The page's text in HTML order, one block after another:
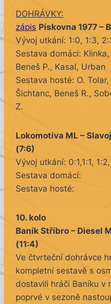
DOHRÁVKY:
zápis Pískovna 1977 –
Vývoj utkání: 1:0, 1:3,
Sestava domácí:
Beneš P., Kasal, Urban
Sestava hosté: O.
Šichtanc, Beneš R.,
Z.
Lokomotiva ML –
(7:6)
Vývoj utkání: 0:1,1:1,
Sestava domácí:
Sestava hosté:
10. kolo
Baník Stříbro – Diesel
(11:4)
Ve čtvrteční dohrávce
kompletní sestavě s
dostavili hráči Baníku v
poprvé v sezoně